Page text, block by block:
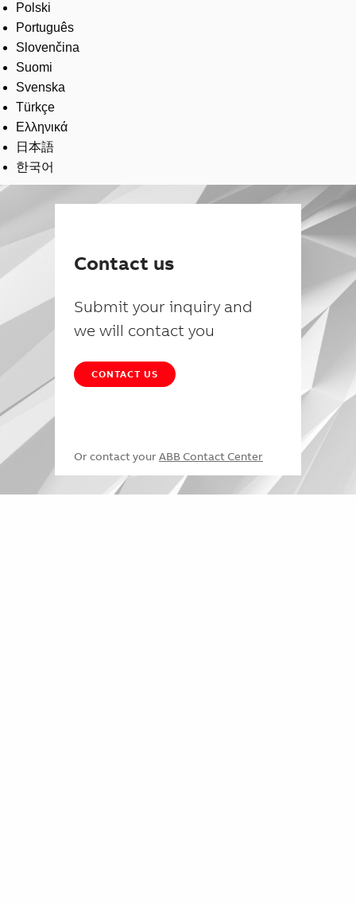
Polski
Português
Slovenčina
Suomi
Svenska
Türkçe
Ελληνικά
日本語
한국어
Contact us
Submit your inquiry and
we will contact you
CONTACT US
Or contact your ABB Contact Center